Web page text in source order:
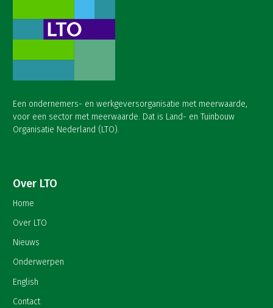
Een ondernemers- en werkgeversorganisatie met meerwaarde,
voor een sector met meerwaarde. Dat is Land- en Tuinbouw
Organisatie Nederland (LTO).
Over LTO
Home
Over LTO
Nieuws
Onderwerpen
English
Contact